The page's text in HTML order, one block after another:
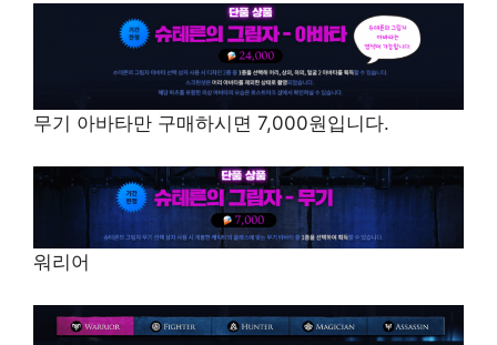
무기 아바타만 구매하시면 7,000원입니다.
워리어